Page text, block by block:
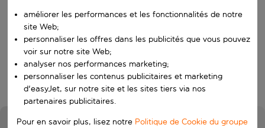
Rechercher
améliorer les performances et les fonctionnalités de notre
site Web;
personnaliser les offres dans les publicités que vous pouvez
voir sur notre site Web;
analyser nos performances marketing;
personnaliser les contenus publicitaires et marketing
d'easyJet, sur notre site et les sites tiers via nos
partenaires publicitaires.
Pour en savoir plus, lisez notre Politique de Cookie du groupe